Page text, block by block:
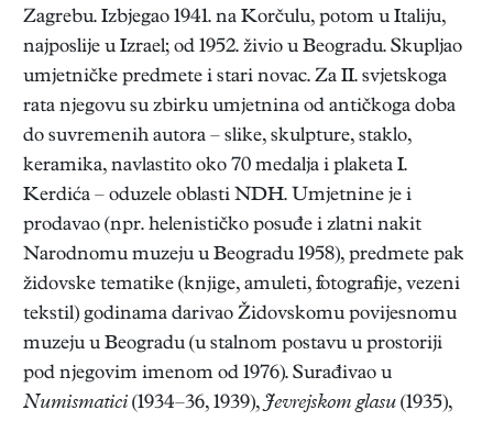
Zagrebu. Izbjegao 1941. na Korčulu, potom u Italiju,
najposlije u Izrael; od 1952. živio u Beogradu. Skupljao
umjetničke predmete i stari novac. Za II. svjetskoga
rata njegovu su zbirku umjetnina od antičkoga doba
do suvremenih autora – slike, skulpture, staklo,
keramika, navlastito oko 70 medalja i plaketa I.
Kerdića – oduzele oblasti NDH. Umjetnine je i
prodavao (npr. helenističko posuđe i zlatni nakit
Narodnomu muzeju u Beogradu 1958), predmete pak
židovske tematike (knjige, amuleti, fotografije, vezeni
tekstil) godinama darivao Židovskomu povijesnomu
muzeju u Beogradu (u stalnom postavu u prostoriji
pod njegovim imenom od 1976). Surađivao u
Numismatici (1934–36, 1939), Jevrejskom glasu (1935),